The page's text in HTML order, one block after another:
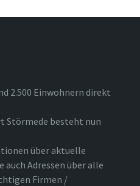
2.500 Einwohnern direkt
Störmede besteht nun
über aktuelle
auch Adressen über alle
Firmen /